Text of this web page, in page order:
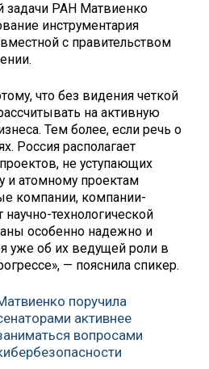
задачи РАН Матвиенко
инструментария
с правительством
что без видения четкой
на активную
Тем более, если речь о
Россия располагает
не уступающих
и атомному проектам
компании, компании-
технологической
особенно надежно и
уже об их ведущей роли в
— пояснила спикер.
поручила
активнее
вопросами